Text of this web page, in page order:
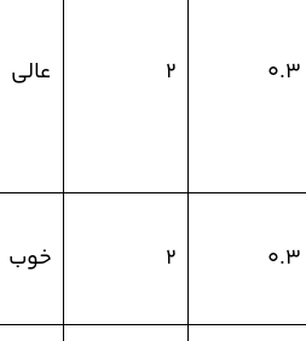
۰.۳ ۲ عالی
۰.۳ ۲ خوب